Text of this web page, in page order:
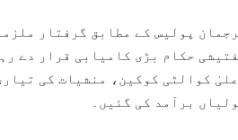
حکام بڑی کامیابی قرار دے
کوالٹی کوکین، منشیات کی
برآمد کی گئیں۔